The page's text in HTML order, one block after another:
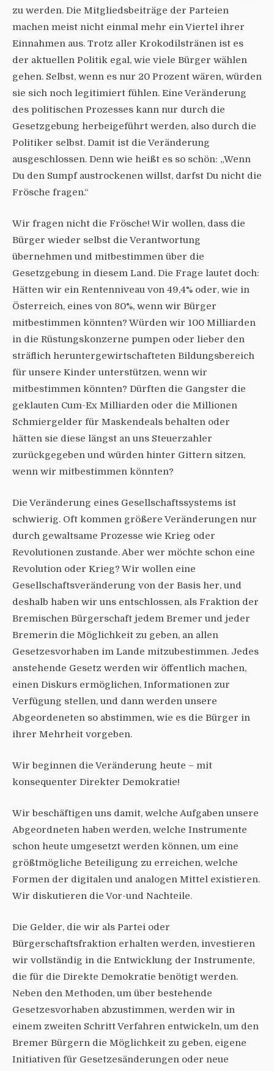
zu werden. Die Mitgliedsbeiträge der Parteien
machen meist nicht einmal mehr ein Viertel ihrer
Einnahmen aus. Trotz aller Krokodilstränen ist es
der aktuellen Politik egal, wie viele Bürger wählen
gehen. Selbst, wenn es nur 20 Prozent wären, würden
sie sich noch legitimiert fühlen. Eine Veränderung
des politischen Prozesses kann nur durch die
Gesetzgebung herbeigeführt werden, also durch die
Politiker selbst. Damit ist die Veränderung
ausgeschlossen. Denn wie heißt es so schön: „Wenn
Du den Sumpf austrockenen willst, darfst Du nicht die
Frösche fragen.“
Wir fragen nicht die Frösche! Wir wollen, dass die
Bürger wieder selbst die Verantwortung
übernehmen und mitbestimmen über die
Gesetzgebung in diesem Land. Die Frage lautet doch:
Hätten wir ein Rentenniveau von 49,4% oder, wie in
Österreich, eines von 80%, wenn wir Bürger
mitbestimmen könnten? Würden wir 100 Milliarden
in die Rüstungskonzerne pumpen oder lieber den
sträflich heruntergewirtschafteten Bildungsbereich
für unsere Kinder unterstützen, wenn wir
mitbestimmen könnten? Dürften die Gangster die
geklauten Cum-Ex Milliarden oder die Millionen
Schmiergelder für Maskendeals behalten oder
hätten sie diese längst an uns Steuerzahler
zurückgegeben und würden hinter Gittern sitzen,
wenn wir mitbestimmen könnten?
Die Veränderung eines Gesellschaftssystems ist
schwierig. Oft kommen größere Veränderungen nur
durch gewaltsame Prozesse wie Krieg oder
Revolutionen zustande. Aber wer möchte schon eine
Revolution oder Krieg? Wir wollen eine
Gesellschaftsveränderung von der Basis her, und
deshalb haben wir uns entschlossen, als Fraktion der
Bremischen Bürgerschaft jedem Bremer und jeder
Bremerin die Möglichkeit zu geben, an allen
Gesetzesvorhaben im Lande mitzubestimmen. Jedes
anstehende Gesetz werden wir öffentlich machen,
einen Diskurs ermöglichen, Informationen zur
Verfügung stellen, und dann werden unsere
Abgeordeneten so abstimmen, wie es die Bürger in
ihrer Mehrheit vorgeben.
Wir beginnen die Veränderung heute – mit
konsequenter Direkter Demokratie!
Wir beschäftigen uns damit, welche Aufgaben unsere
Abgeordneten haben werden, welche Instrumente
schon heute umgesetzt werden können, um eine
größtmögliche Beteiligung zu erreichen, welche
Formen der digitalen und analogen Mittel existieren.
Wir diskutieren die Vor-und Nachteile.
Die Gelder, die wir als Partei oder
Bürgerschaftsfraktion erhalten werden, investieren
wir vollständig in die Entwicklung der Instrumente,
die für die Direkte Demokratie benötigt werden.
Neben den Methoden, um über bestehende
Gesetzesvorhaben abzustimmen, werden wir in
einem zweiten Schritt Verfahren entwickeln, um den
Bremer Bürgern die Möglichkeit zu geben, eigene
Initiativen für Gesetzesänderungen oder neue